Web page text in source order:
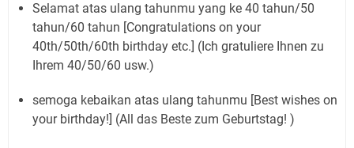
Selamat atas ulang tahunmu yang ke 40 tahun/50
tahun/60 tahun [Congratulations on your
40th/50th/60th birthday etc.] (Ich gratuliere Ihnen zu
Ihrem 40/50/60 usw.)
semoga kebaikan atas ulang tahunmu [Best wishes on
your birthday!] (All das Beste zum Geburtstag! )